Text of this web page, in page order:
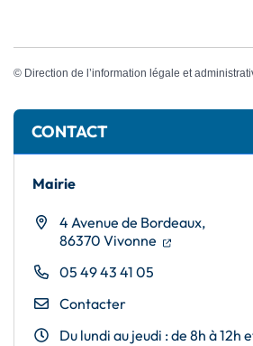
© Direction de l’information légale et
Informations
CONTACT
Mairie
4 Avenue de Bordeaux,
86370 Vivonne (ouverture
(ouverture
05 49 43 41 05
Contacter
Du lundi au jeudi : de 8h à 12h